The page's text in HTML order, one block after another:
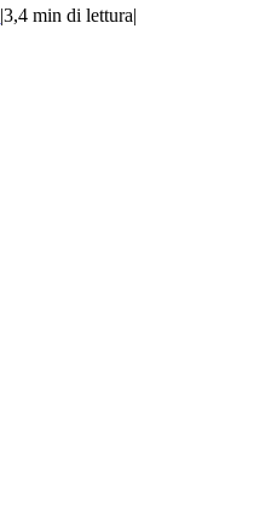
|3,4 min di lettura|